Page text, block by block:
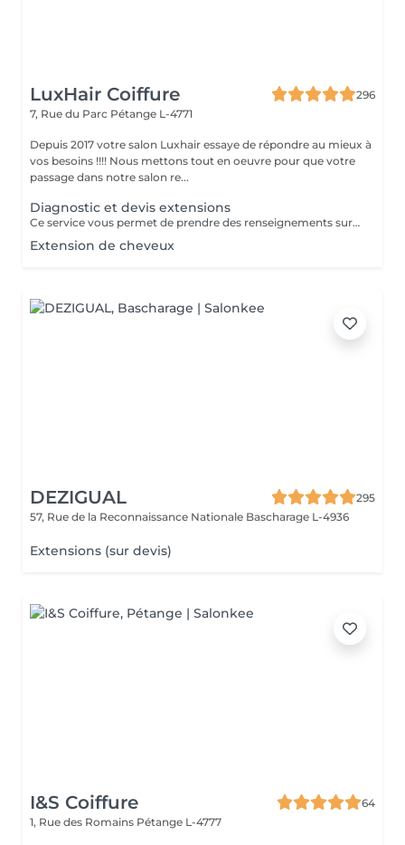
LuxHair Coiffure
296
7, Rue du Parc Pétange L-4771
Depuis 2017 votre salon Luxhair essaye de répondre au mieux à
vos besoins !!!! Nous mettons tout en oeuvre pour que votre
passage dans notre salon re...
Diagnostic et devis extensions
Ce service vous permet de prendre des renseignements sur une pose d'extension de cheveux ( devis,quantité de mèches,temps à prévoir) Le prix de ce service vous sera déduit si vous décidez de réaliser votre pose d'extensions.
Extension de cheveux
DEZIGUAL
295
57, Rue de la Reconnaissance Nationale Bascharage L-4936
Extensions (sur devis)
I&S Coiffure
64
1, Rue des Romains Pétange L-4777